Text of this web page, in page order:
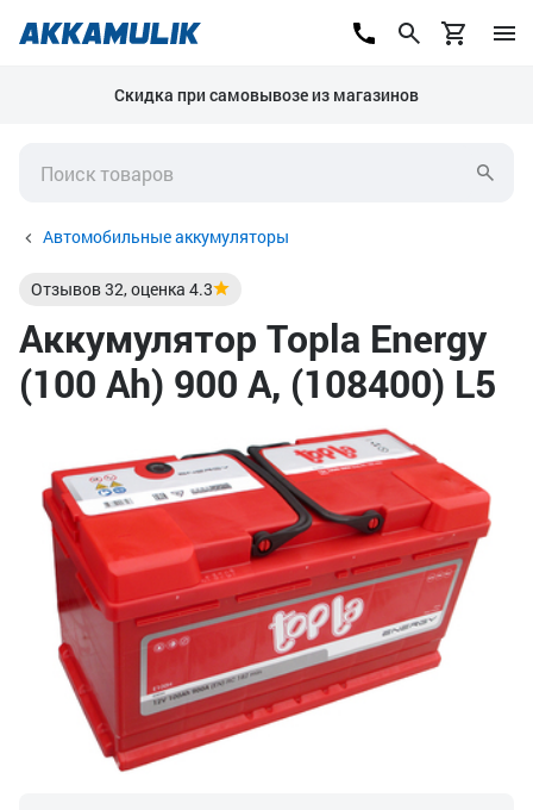
Скидка при самовывозе из магазинов
Автомобильные аккумуляторы
Отзывов32, оценка 4.3
Аккумулятор Topla Energy
(100 Ah) 900 А, (108400) L5